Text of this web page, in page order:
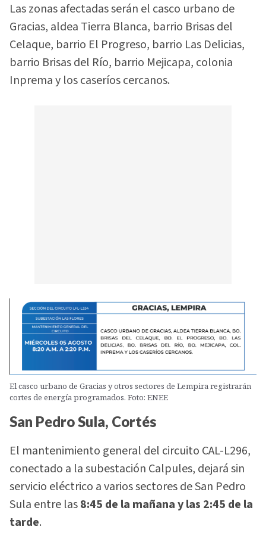
Las zonas afectadas serán el casco urbano de
Gracias, aldea Tierra Blanca, barrio Brisas del
Celaque, barrio El Progreso, barrio Las Delicias,
barrio Brisas del Río, barrio Mejicapa, colonia
Inprema y los caseríos cercanos.
El casco urbano de Gracias y otros sectores de Lempira registrarán
cortes de energía programados. Foto: ENEE
San Pedro Sula, Cortés
El mantenimiento general del circuito CAL-L296,
conectado a la subestación Calpules, dejará sin
servicio eléctrico a varios sectores de San Pedro
Sula entre las8:45 de la mañana y las 2:45 de la
tarde.